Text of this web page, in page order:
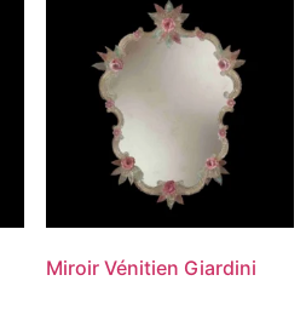
Miroir Vénitien Giardini